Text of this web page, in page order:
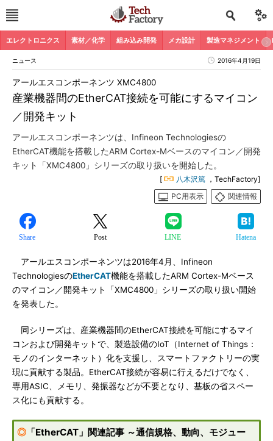
エレクトロニクス 素材／化学 組み込み開発 メカ設計 製造マネジメント
ニュース 2016年4月19日
産業機器間のEtherCAT接続を可能にするマイコン
／開発キット
アールエスコンポーネンツ XMC4800
アールエスコンポーネンツは、Infineon Technologiesの
EtherCAT機能を搭載したARM Cortex-Mベースのマイコン／開発
キット「XMC4800」シリーズの取り扱いを開始した。
[ 八木沢篤 ，TechFactory]
PC用表示
関連情報
Share Post LINE Hatena
アールエスコンポーネンツは2016年4月、Infineon
TechnologiesのEtherCAT機能を搭載したARM Cortex-Mベース
のマイコン／開発キット「XMC4800」シリーズの取り扱い開始
を発表した。
同シリーズは、産業機器間のEtherCAT接続を可能にするマイ
コンおよび開発キットで、製造設備のIoT（Internet of Things：
モノのインターネット）化を支援し、スマートファクトリーの実
現に貢献する製品。EtherCAT接続が容易に行えるだけでなく、
専用ASIC、メモリ、発振器などが不要となり、基板の省スペー
ス化にも貢献する。
◎ 「EtherCAT」関連記事 ～通信規格、動向、モジュー